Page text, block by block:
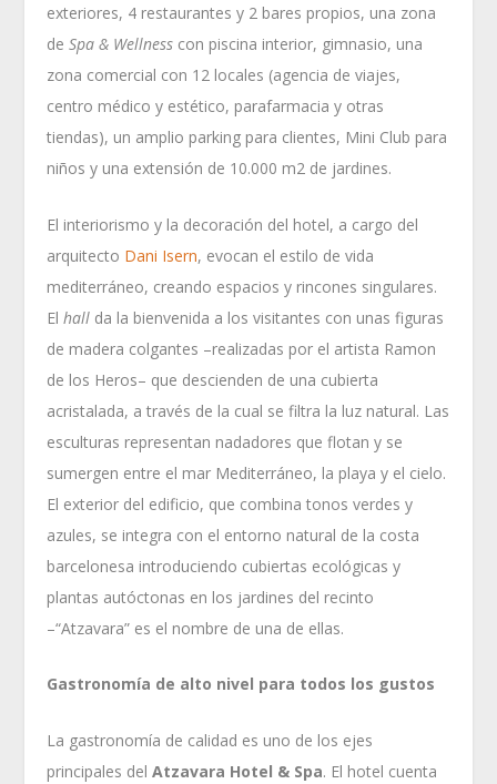
exteriores, 4 restaurantes y 2 bares propios, una zona
deSpa & Wellness con piscina interior, gimnasio, una
zona comercial con 12 locales (agencia de viajes,
centro médico y estético, parafarmacia y otras
tiendas), un amplio parking para clientes, Mini Club para
niños y una extensión de 10.000 m2 de jardines.
El interiorismo y la decoración del hotel, a cargo del
arquitecto Dani Isern, evocan el estilo de vida
mediterráneo, creando espacios y rincones singulares.
Elhall da la bienvenida a los visitantes con unas figuras
de madera colgantes –realizadas por el artista Ramon
de los Heros– que descienden de una cubierta
acristalada, a través de la cual se filtra la luz natural. Las
esculturas representan nadadores que flotan y se
sumergen entre el mar Mediterráneo, la playa y el cielo.
El exterior del edificio, que combina tonos verdes y
azules, se integra con el entorno natural de la costa
barcelonesa introduciendo cubiertas ecológicas y
plantas autóctonas en los jardines del recinto
–“Atzavara” es el nombre de una de ellas.
Gastronomía de alto nivel para todos los gustos
La gastronomía de calidad es uno de los ejes
principales delAtzavara Hotel & Spa. El hotel cuenta